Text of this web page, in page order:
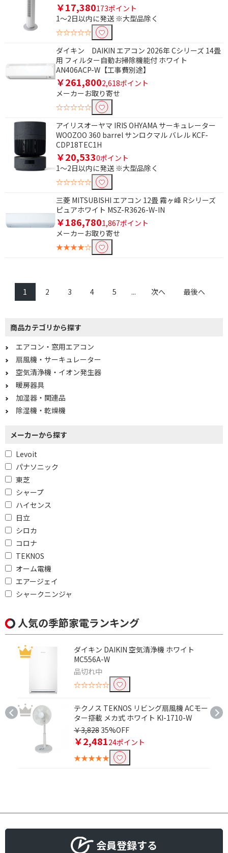
￥17,380173ポイント
1～2日以内に発送 ※大型品除く
☆☆☆☆☆
ダイキン DAIKIN エアコン 2026年 Cシリーズ 14畳
用 フィルター自動お掃除機能付 ホワイト
AN406ACP-W【工事費別途】
￥261,8002,618ポイント
メーカーお取り寄せ
☆☆☆☆☆
アイリスオーヤマ IRIS OHYAMA サーキュレーター
WOOZOO 360 barrel サンロクマル バレル KCF-
CDP18TEC1H
￥20,5330ポイント
1～2日以内に発送 ※大型品除く
☆☆☆☆☆
三菱 MITSUBISHI エアコン 12畳 霧ヶ峰 Rシリーズ
ピュアホワイト MSZ-R3626-W-IN
￥186,7801,867ポイント
メーカーお取り寄せ
★★★★☆
1 2 3 4 5 ... 次へ 最後へ
商品カテゴリから探す
エアコン・窓用エアコン
扇風機・サーキュレーター
空気清浄機・イオン発生器
暖房器具
加湿器・関連品
除湿機・乾燥機
メーカーから探す
Levoit
パナソニック
東芝
シャープ
ハイセンス
日立
シロカ
コロナ
TEKNOS
オーム電機
エアージェイ
シャークニンジャ
人気の季節家電ランキング
ダイキン DAIKIN 空気清浄機 ホワイト
MC556A-W
品切れ中
☆☆☆☆☆
テクノス TEKNOS リビング扇風機 ACモー
ター搭載 メカ式 ホワイト KI-1710-W
￥3,828 35%OFF
￥2,48124ポイント
★★★★★
会員登録する